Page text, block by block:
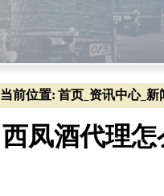
当前位置: 首页 资讯中心_ 新
西凤酒代理